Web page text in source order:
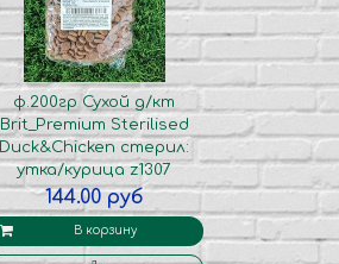
ф.200гр Сухой д/кт
Brit_Premium Sterilised
Duck&Chicken стерил:
утка/курица z1307
144.00 руб
В корзину